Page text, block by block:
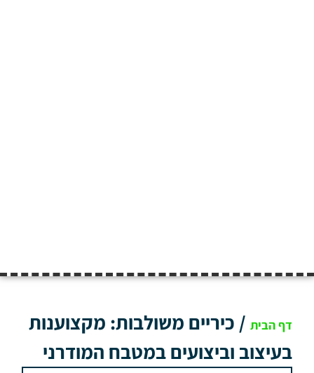
דף הבית / כיריים משולבות: מקצוענות
בעיצוב וביצועים במטבח המודרני